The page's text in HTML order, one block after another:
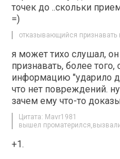
точек до ..скольки
=)
отказывающийся признавать
я может тихо слушал,
признавать, более
информацию "ударило
что нет повреждений.
зачем ему что-то
Цитата: Mavr1981
вышел
+1.